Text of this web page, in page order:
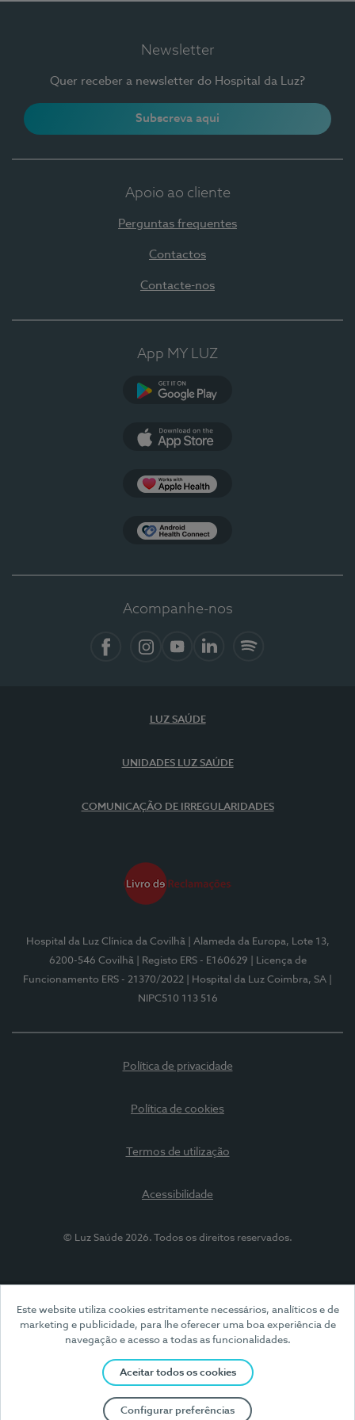
Este website utiliza cookies estritamente necessários, analíticos e de
marketing e publicidade, para lhe oferecer uma boa experiência de
navegação e acesso a todas as funcionalidades.
Aceitar todos os cookies
Configurar preferências
Newsletter
Quer receber a newsletter do Hospital da Luz?
Subscreva aqui
Apoio ao cliente
Perguntas frequentes
Contactos
Contacte-nos
App MY LUZ
Acompanhe-nos
LUZ SAÚDE
UNIDADES LUZ SAÚDE
COMUNICAÇÃO DE IRREGULARIDADES
Hospital da Luz Clínica da Covilhã
| Alameda da Europa, Lote 13,
6200-546 Covilhã
| Registo ERS - E160629
| Licença de
Funcionamento ERS - 21370/2022
| Hospital da Luz Coimbra, SA
NIPC510 113 516
Política de privacidade
Política de cookies
Termos de utilização
Acessibilidade
© Luz Saúde 2026. Todos os direitos reservados.